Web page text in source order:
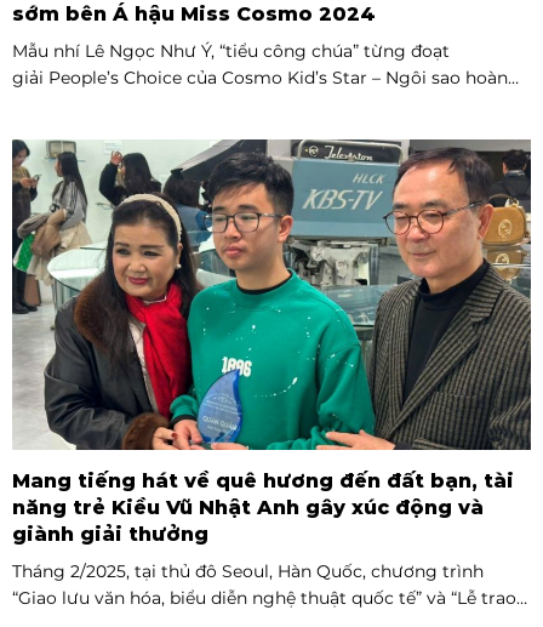
sớm bên Á hậu Miss Cosmo 2024
Mẫu nhí Lê Ngọc Như Ý, “tiểu công chúa” từng đoạt
giải People’s Choice của Cosmo Kid’s Star – Ngôi sao hoàn
Sinh sớm.
Mang tiếng hát về quê hương đến đất bạn, tài
năng trẻ Kiều Vũ Nhật Anh gây xúc động và
giành giải thưởng
Tháng 2/2025, tại thủ đô Seoul, Hàn Quốc, chương trình
“Giao lưu văn hóa, biểu diễn nghệ thuật quốc tế” và “Lễ trao